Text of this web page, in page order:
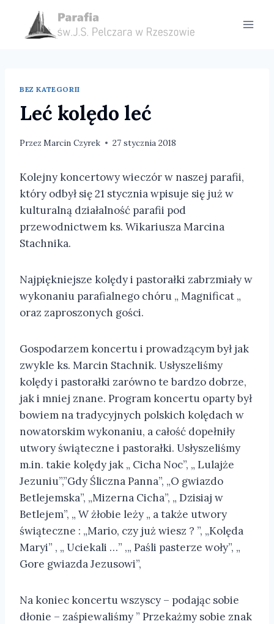
treści
BEZ KATEGORII
Leć kolędo leć
Przez Marcin Czyrek 27 stycznia 2018
Kolejny koncertowy wieczór w naszej parafii,
który odbył się 21 stycznia wpisuje się już w
kulturalną działalność parafii pod
przewodnictwem ks. Wikariusza Marcina
Stachnika.
Najpiękniejsze kolędy i pastorałki zabrzmiały w
wykonaniu parafialnego chóru „ Magnificat „
oraz zaproszonych gości.
Gospodarzem koncertu i prowadzącym był jak
zwykle ks. Marcin Stachnik. Usłyszeliśmy
kolędy i pastorałki zarówno te bardzo dobrze,
jak i mniej znane. Program koncertu oparty był
bowiem na tradycyjnych polskich kolędach w
nowatorskim wykonaniu, a całość dopełniły
utwory świąteczne i pastorałki. Usłyszeliśmy
m.in. takie kolędy jak „ Cicha Noc”, „ Lulajże
Jezuniu”,”Gdy Śliczna Panna”, „O gwiazdo
Betlejemska”, „Mizerna Cicha”, „ Dzisiaj w
Betlejem”, „ W żłobie leży „ a także utwory
świąteczne : „Mario, czy już wiesz ? ”, „Kolęda
Maryi” , „ Uciekali …” ,„ Paśli pasterze woły”, „
Gore gwiazda Jezusowi”,
Na koniec koncertu wszyscy – podając sobie
dłonie – zaśpiewaliśmy ” Przekażmy sobie znak